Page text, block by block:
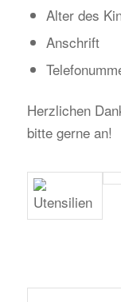
Alter des
Anschrift
Herzlichen
bitte gerne an!